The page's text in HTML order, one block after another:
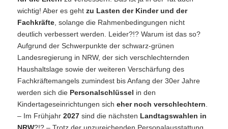
wichtig! Aber es geht zu Lasten der Kinder und der
Fachkräfte, solange die Rahmenbedingungen nicht
deutlich verbessert werden. Leider?!? Warum ist das so?
Aufgrund der Schwerpunkte der schwarz-grünen
Landesregierung in NRW, der sich verschlechternden
Haushaltslage sowie der weiteren Verschärfung des
Fachkräftemangels zumindest bis Anfang der 30er Jahre
werden sich die Personalschlüssel in den
Kindertageseinrichtungen sich eher noch verschlechtern.
– Im Frühjahr 2027sind die nächsten Landtagswahlen in